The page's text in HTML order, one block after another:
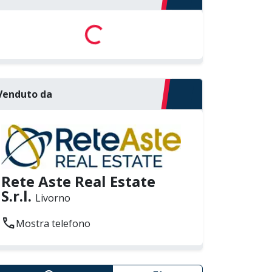
Loading...
da
Rete Aste Real Estate
S.r.l. Livorno
callMostra telefono